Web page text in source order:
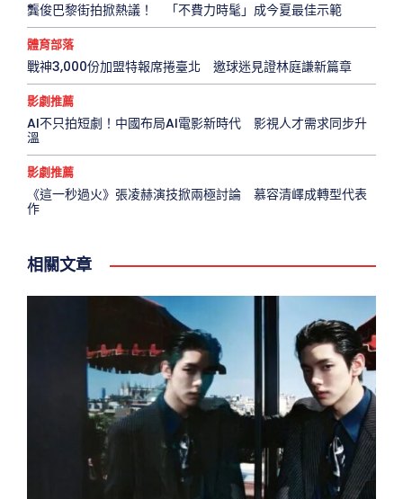
龔俊巴黎街拍掀熱議！ 「不費力時髦」成今夏最佳示範
體育部落
戰神3,000份加盟特報席捲臺北 邀球迷見證林庭謙新篇章
影劇推薦
AI不只拍短劇！中國布局AI電影新時代 影視人才需求同步升
溫
影劇推薦
《這一秒過火》張凌赫演技掀兩極討論 慕容清嶧成轉型代表
作
相關文章